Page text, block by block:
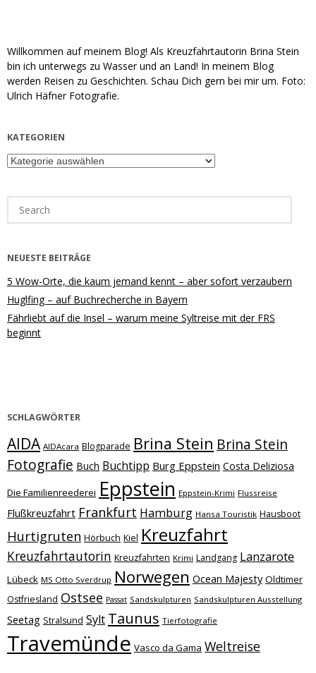
Willkommen auf meinem Blog! Als Kreuzfahrtautorin Brina Stein
bin ich unterwegs zu Wasser und an Land! In meinem Blog
werden Reisen zu Geschichten. Schau Dich gern bei mir um. Foto:
Ulrich Häfner Fotografie.
KATEGORIEN
Kategorien
for:
NEUESTE BEITRÄGE
5 Wow-Orte, die kaum jemand kennt – aber sofort verzaubern
Huglfing – auf Buchrecherche in Bayern
Fährliebt auf die Insel – warum meine Syltreise mit der FRS
beginnt
SCHLAGWÖRTER
AIDA AIDAcara Blogparade Brina Stein Brina Stein
Fotografie Buch Buchtipp Burg Eppstein Costa Deliziosa
Die Familienreederei Eppstein Eppstein-Krimi Flussreise
Flußkreuzfahrt Frankfurt Hamburg Hansa Touristik Hausboot
Hurtigruten Hörbuch Kiel Kreuzfahrt
Kreuzfahrtautorin Kreuzfahrten Krimi Landgang Lanzarote
Lübeck MS Otto Sverdrup Norwegen Ocean Majesty Oldtimer
Ostfriesland Ostsee Passat Sandskulpturen Sandskulpturen Ausstellung
Seetag Stralsund Sylt Taunus Tierfotografie
Travemünde Vasco da Gama Weltreise